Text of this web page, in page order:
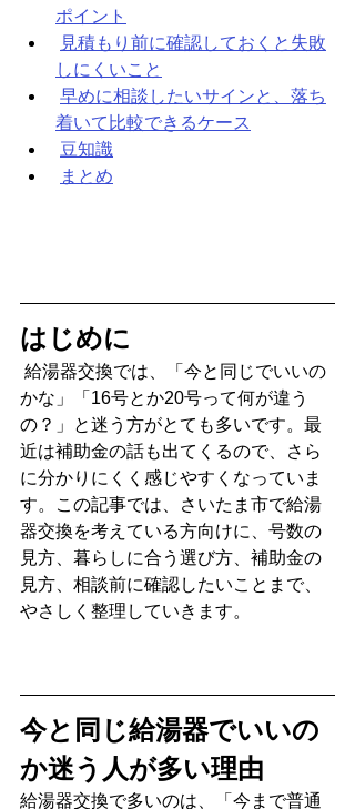
ポイント
見積もり前に確認しておくと失敗
しにくいこと
早めに相談したいサインと、落ち
着いて比較できるケース
豆知識
まとめ
はじめに
かな」「16号とか20号って何が違う
の？」と迷う方がとても多いです。最
近は補助金の話も出てくるので、さら
に分かりにくく感じやすくなっていま
す。この記事では、さいたま市で給湯
器交換を考えている方向けに、号数の
見方、暮らしに合う選び方、補助金の
見方、相談前に確認したいことまで、
やさしく整理していきます。
今と同じ給湯器でいいの
か迷う人が多い理由
給湯器交換で多いのは、「今まで普通